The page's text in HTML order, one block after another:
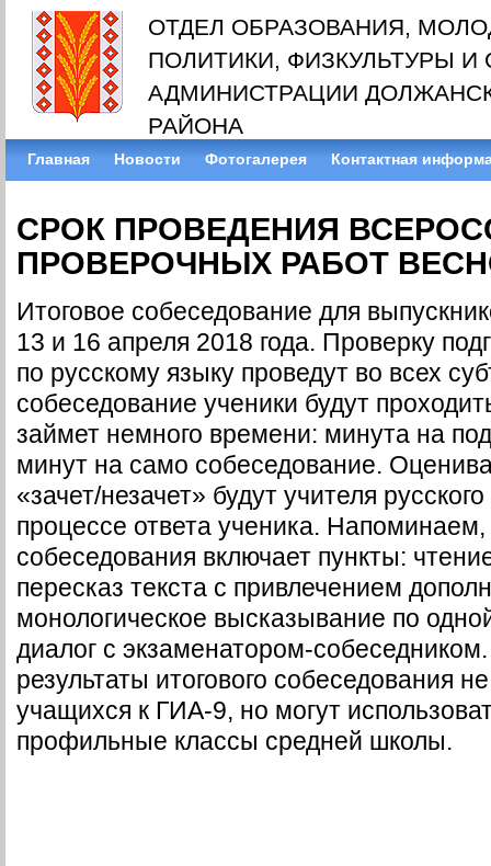
ОТДЕЛ ОБРАЗОВАНИЯ,
ПОЛИТИКИ, ФИЗКУЛЬТУРЫ И
АДМИНИСТРАЦИИ
РАЙОНА
Главная Новости Фотогалерея Контактная
СРОК ПРОВЕДЕНИЯ
ПРОВЕРОЧНЫХ РАБОТ
Итоговое собеседование для
13 и 16 апреля 2018 года. Проверку
по русскому языку проведут во всех
собеседование ученики будут
займет немного времени: минута на
минут на само собеседование.
«зачет/незачет» будут учителя
процессе ответа ученика. Напоминаем,
собеседования включает пункты:
пересказ текста с привлечением
монологическое высказывание по
диалог с экзаменатором-
результаты итогового собеседования
учащихся к ГИА-9, но могут
профильные классы средней школы.